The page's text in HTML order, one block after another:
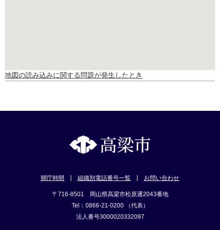
地図の読み込みに関する問題が発生したとき
開庁時間 組織別電話番号一覧 お問い合わせ
〒716-8501 岡山県高梁市松原通2043番地
Tel：0866-21-0200 （代表）
法人番号3000020332097